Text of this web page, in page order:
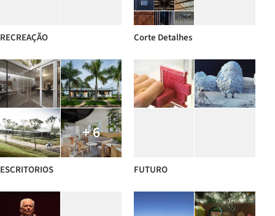
RECREAÇÃO Corte Detalhes
+ 6
ESCRITORIOS FUTURO